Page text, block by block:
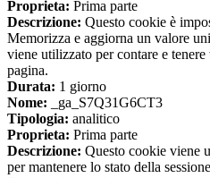
Proprieta: Prima parte
Descrizione: Questo cookie è
Memorizza e aggiorna un valore
viene utilizzato per contare e
pagina.
Durata: 1 giorno
Nome: _ga_S7Q31G6CT3
Tipologia: analitico
Proprieta: Prima parte
Descrizione: Questo cookie viene
per mantenere lo stato della